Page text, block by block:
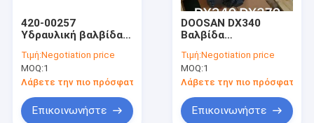
420-00257
Υδραυλική βαλβίδα
Τιμή:Negotiation price
MOQ:1
Λάβετε την πιο πρόσφατη τιμή
Επικοινωνήστε
DOOSAN DX340
Βαλβίδα
σκάφους,
υδραυλικές
βαλβίδες ελέγχου
K1002989A 410105-
00575
Τιμή:Negotiation price
MOQ:1
Λάβετε την πιο πρόσφατη
Επικοινωνήστε